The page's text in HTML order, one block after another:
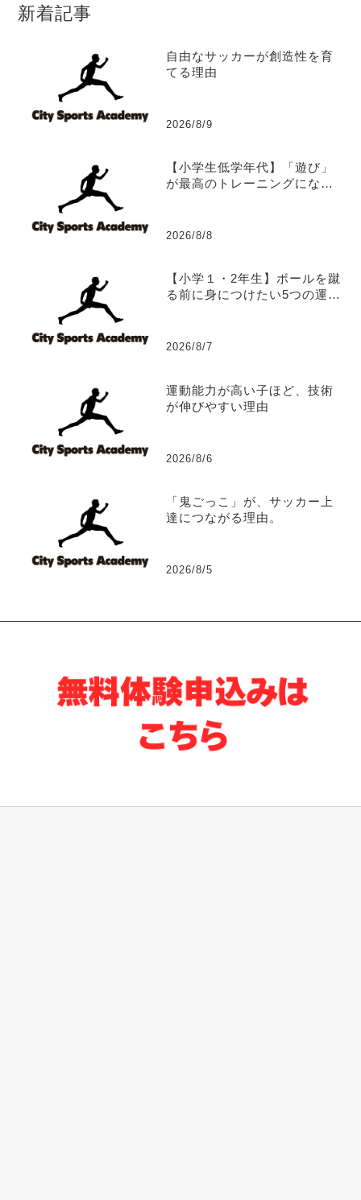
新着記事
自由なサッカーが創造性を育
てる理由
2026/8/9
【小学生低学年代】「遊び」
が最高のトレーニングになる
2026/8/8
【小学１・2年生】ボールを蹴
る前に身につけたい5つの運動
2026/8/7
運動能力が高い子ほど、技術
が伸びやすい理由
2026/8/6
「鬼ごっこ」が、サッカー上
達につながる理由。
2026/8/5